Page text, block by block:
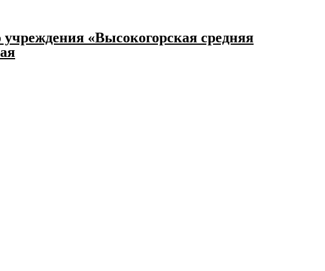
«Высокогорская средняя